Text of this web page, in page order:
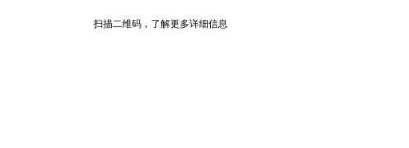
扫描二维码，了解更多详细信息